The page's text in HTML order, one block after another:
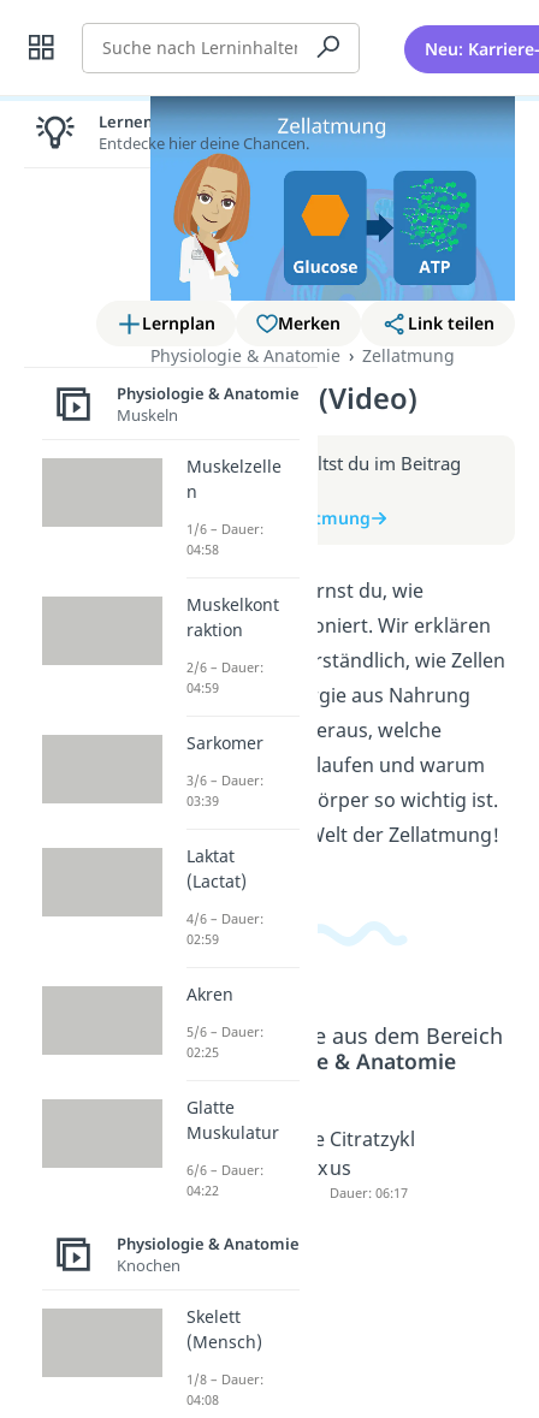
Suche Neu:
Lernplan Merken
Link teilen
Physiologie & Anatomie
Zellatmung
Zellatmung (Video)
Weitere Infos erhältst du im Beitrag
zum Video
zum Beitrag: Zellatmung
In diesem Video lernst du, wie
Zellatmung funktioniert. Wir erklären
dir einfach und verständlich, wie Zellen
die benötigte Energie aus Nahrung
gewinnen. Finde heraus, welche
Prozesse dabei ablaufen und warum
dies für unseren Körper so wichtig ist.
Tauche ein in die Welt der Zellatmung!
Beliebte Inhalte aus dem Bereich
Physiologie & Anatomie
Glykolyse
Dauer: 05:31
Oxidative
Decarbox
Citratzykl
us
Dauer: 06:17
Lernen lohnt sich!
Entdecke hier deine Chancen.
Physiologie & Anatomie
Muskeln
Muskelzelle
n
1/6 – Dauer:
04:58
Muskelkont
raktion
2/6 – Dauer:
04:59
Sarkomer
3/6 – Dauer:
03:39
Laktat
(Lactat)
4/6 – Dauer:
02:59
Akren
5/6 – Dauer:
02:25
Glatte
Muskulatur
6/6 – Dauer:
04:22
Physiologie & Anatomie
Knochen
Skelett
(Mensch)
1/8 – Dauer:
04:08